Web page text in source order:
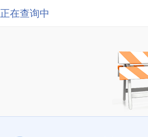
正在查询中